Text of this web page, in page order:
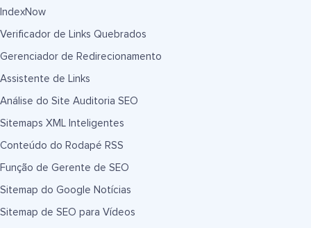
IndexNow
Verificador de Links Quebrados
Gerenciador de Redirecionamento
Assistente de Links
Análise do Site Auditoria SEO
Sitemaps XML Inteligentes
Conteúdo do Rodapé RSS
Função de Gerente de SEO
Sitemap do Google Notícias
Sitemap de SEO para Vídeos